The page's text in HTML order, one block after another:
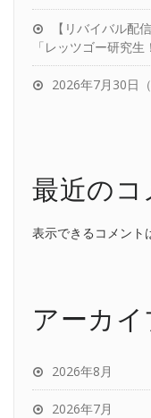
【リバイバル配
「レッツゴー研究
2026年7月30日
最近のコ
表示できるコメント
アーカ
2026年8月
2026年7月